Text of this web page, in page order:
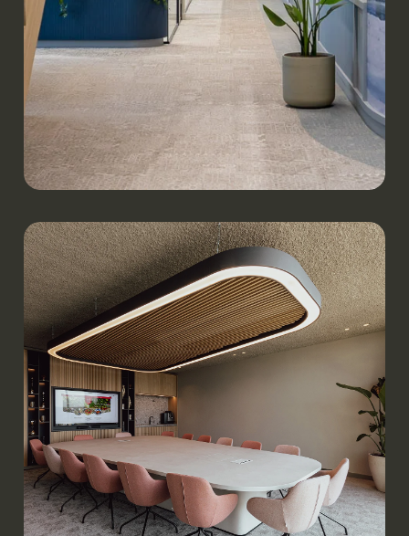
Werken.
VTS Transport & Logistics | Boxmeer